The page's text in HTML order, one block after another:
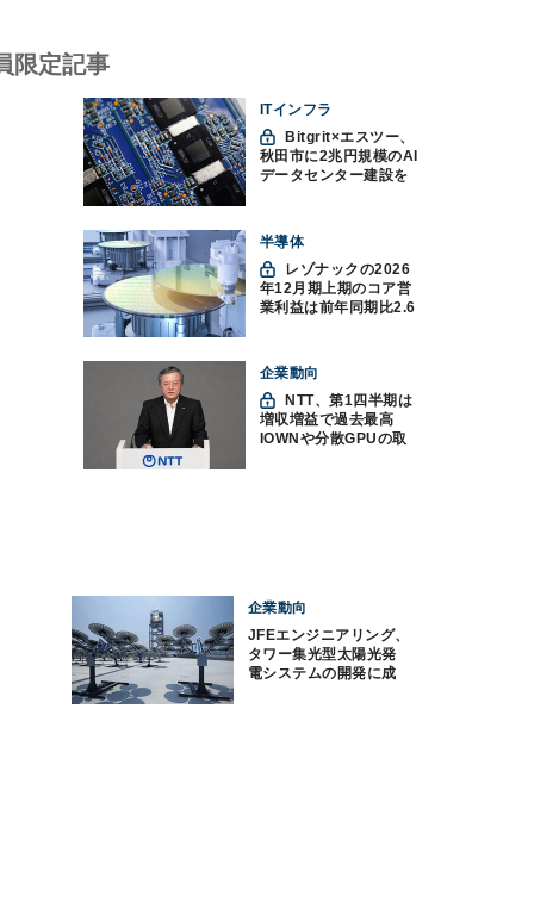
限定記事
ITインフラ
秋田市に2兆円規模のAI
データセンター建設を
半導体
年12月期上期のコア営
業利益は前年同期比2.6
企業動向
増収増益で過去最高
IOWNや分散GPUの取
企業動向
JFEエンジニアリング、
タワー集光型太陽光発
電システムの開発に成